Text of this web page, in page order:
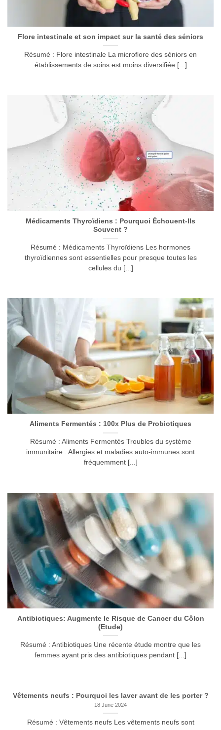
Flore intestinale et son impact sur la santé des séniors
Résumé : Flore intestinale La microflore des séniors en
établissements de soins est moins diversifiée [...]
Médicaments Thyroïdiens : Pourquoi Échouent-Ils
Souvent ?
Résumé : Médicaments Thyroïdiens Les hormones
thyroïdiennes sont essentielles pour presque toutes les
cellules du [...]
Aliments Fermentés : 100x Plus de Probiotiques
Résumé : Aliments Fermentés Troubles du système
immunitaire : Allergies et maladies auto-immunes sont
fréquemment [...]
Antibiotiques: Augmente le Risque de Cancer du Côlon
(Etude)
Résumé : Antibiotiques Une récente étude montre que les
femmes ayant pris des antibiotiques pendant [...]
Vêtements neufs : Pourquoi les laver avant de les porter ?
18 June 2024
Résumé : Vêtements neufs Les vêtements neufs sont